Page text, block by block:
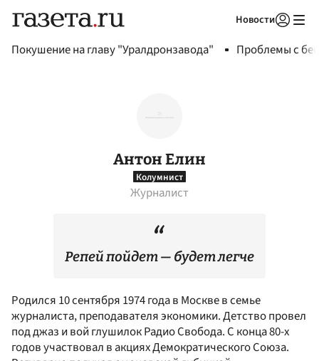
Новости
Покушение на главу "Уралдронзавода" Проблемы с
Антон Елин
Колумнист
Журналист
Репей пойдет — будет легче
Родился 10 сентября 1974 года в Москве в семье
журналиста, преподавателя экономики. Детство провел
под джаз и вой глушилок Радио Свобода. С конца 80-х
годов участвовал в акциях Демократического Союза.